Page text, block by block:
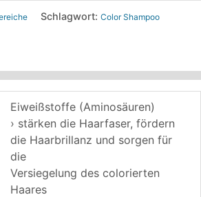
Schlagwort: Color Shampoo
Eiweißstoffe (Aminosäuren)
› stärken die Haarfaser, fördern
die Haarbrillanz und sorgen für
die
Versiegelung des colorierten
Haares